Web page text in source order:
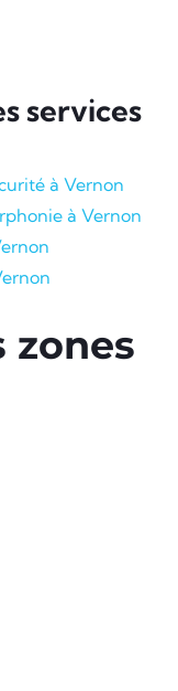
services
à Vernon
à Vernon
zones